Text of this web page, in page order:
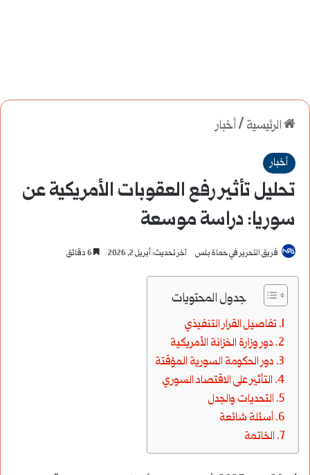
الرئيسية /أخبار
أخبار
تحليل تأثير رفع العقوبات الأمريكية عن
سوريا: دراسة موسعة
فريق التحرير في حماة بلس آخر تحديث: أبريل 2, 2026
جدول المحتويات
تفاصيل القرار التنفيذي
دور وزارة الخزانة الأمريكية
دور الحكومة السورية المؤقتة
التأثير على الاقتصاد السوري
التحديات والجدل
أسئلة شائعة
الخاتمة